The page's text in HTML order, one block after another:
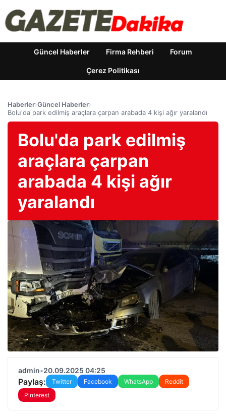
Güncel Haberler Firma Rehberi Forum
Çerez Politikası
Haberler›Güncel Haberler›
Bolu'da park edilmiş araçlara çarpan arabada 4 kişi ağır yaralandı
Bolu'da park edilmiş
araçlara çarpan
arabada 4 kişi ağır
yaralandı
admin•20.09.2025 04:25
Paylaş: Twitter Facebook WhatsApp
Reddit
Pinterest